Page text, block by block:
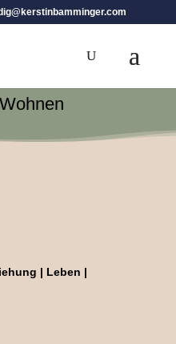
| Leben |